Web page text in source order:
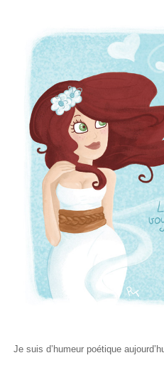
Je suis d’humeur poétique